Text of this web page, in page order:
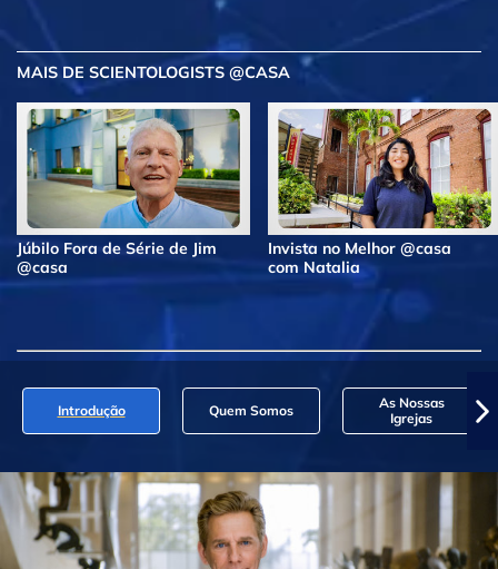
MAIS DE SCIENTOLOGISTS @CASA
Júbilo Fora de Série de Jim
@casa
Invista no Melhor @casa
com Natalia
Introdução Quem Somos
As Nossas
Igrejas